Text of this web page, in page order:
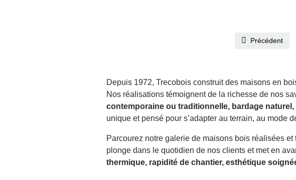
Précédent
Depuis 1972, Trecobois construit des maisons en
Nos réalisations témoignent de la richesse de nos
contemporaine ou traditionnelle, bardage
unique et pensé pour s’adapter au terrain, au mode
Parcourez notre galerie de maisons bois réalisées
plonge dans le quotidien de nos clients et met en
thermique, rapidité de chantier, esthétique